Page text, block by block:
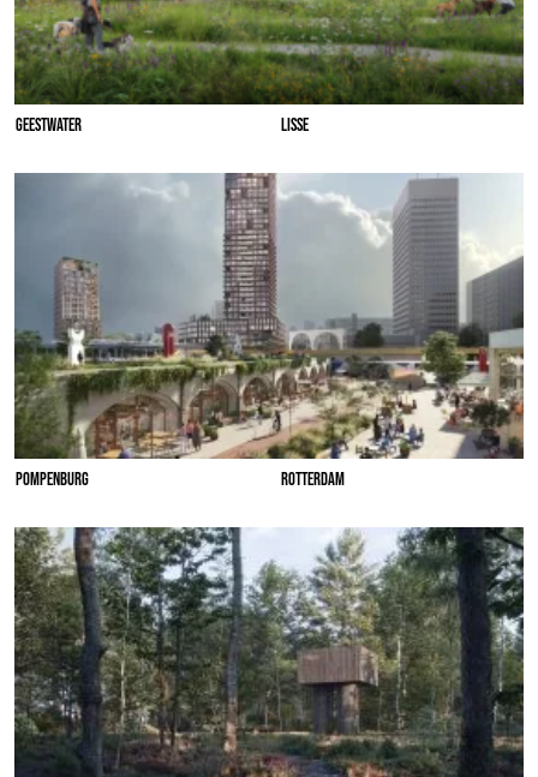
GEESTWATER LISSE
POMPENBURG ROTTERDAM